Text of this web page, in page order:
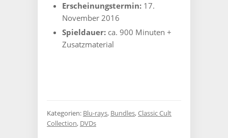
Erscheinungstermin: 17.
November 2016
Spieldauer: ca. 900 Minuten +
Zusatzmaterial
Kategorien: Blu-rays, Bundles,Classic Cult
Collection, DVDs